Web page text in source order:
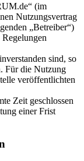
(im
Nutzungsvertrag
„Betreiber“)
sind, so
Für die Nutzung
veröffentlichten
Zeit geschlossen
einer Frist